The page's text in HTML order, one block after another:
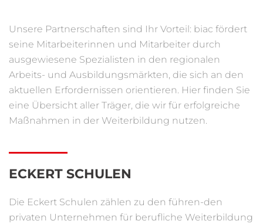
Unsere Partnerschaften sind Ihr Vorteil: biac fördert
seine Mitarbeiterinnen und Mitarbeiter durch
ausgewiesene Spezialisten in den regionalen
Arbeits- und Ausbildungsmärkten, die sich an den
aktuellen Erfordernissen orientieren. Hier finden Sie
eine Übersicht aller Träger, die wir für erfolgreiche
Maßnahmen in der Weiterbildung nutzen.
ECKERT SCHULEN
Die Eckert Schulen zählen zu den führen-den
privaten Unternehmen für berufliche Weiterbildung